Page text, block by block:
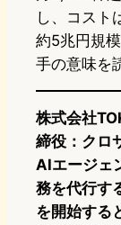
し、コスト
約5兆円規
手の意味を
株式会社
締役：クロ
AIエージェ
務を代行す
を開始する